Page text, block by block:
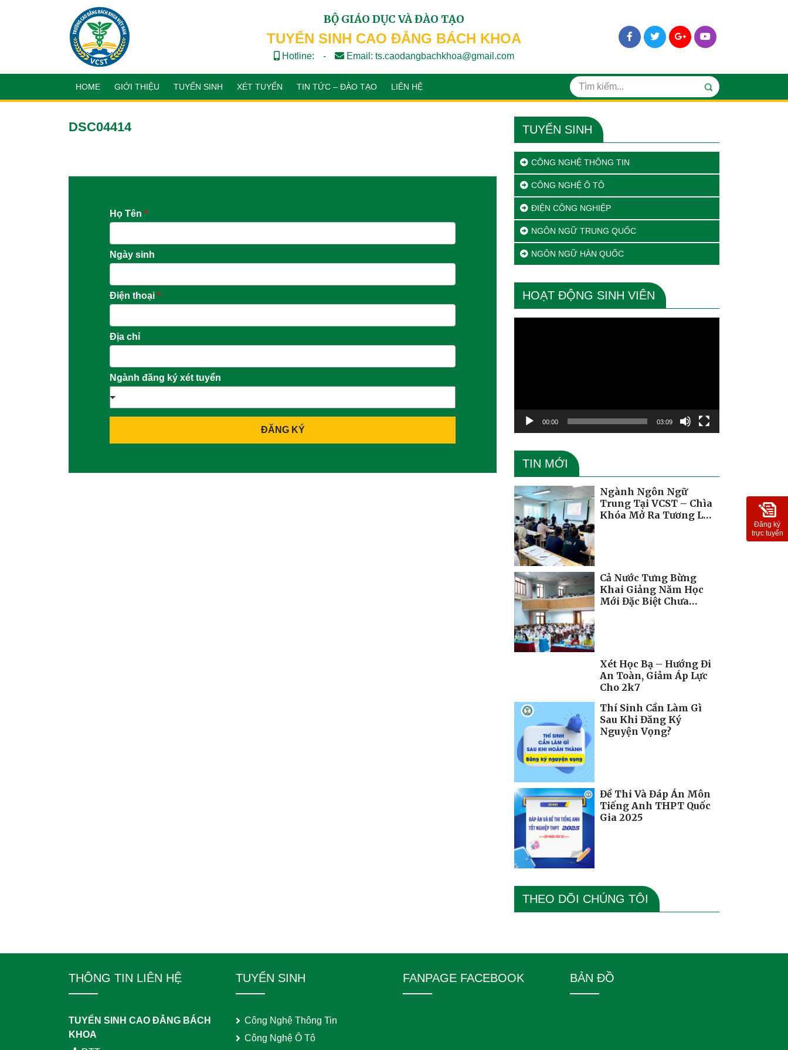
BỘ GIÁO DỤC VÀ ĐÀO TẠO
TUYỂN SINH CAO ĐẲNG BÁCH KHOA
Hotline: - Email: ts.caodangbachkhoa@gmail.com
HOME GIỚI THIỆU TUYỂN SINH XÉT TUYỂN TIN TỨC – ĐÀO TẠO LIÊN HỆ
DSC04414
Họ Tên *
Ngày sinh
Điện thoại *
Địa chỉ
Ngành đăng ký xét tuyển
ĐĂNG KÝ
TUYỂN SINH
CÔNG NGHỆ THÔNG TIN
CÔNG NGHỆ Ô TÔ
ĐIỆN CÔNG NGHIỆP
NGÔN NGỮ TRUNG QUỐC
NGÔN NGỮ HÀN QUỐC
HOẠT ĐỘNG SINH VIÊN
00:00 03:09
TIN MỚI
Ngành Ngôn Ngữ
Trung Tại VCST – Chìa
Khóa Mở Ra Tương Lai
Cả Nước Tưng Bừng
Khai Giảng Năm Học
Mới Đặc Biệt Chưa
Xét Học Bạ – Hướng Đi
An Toàn, Giảm Áp Lực
Cho 2k7
Thí Sinh Cần Làm Gì
Sau Khi Đăng Ký
Nguyện Vọng?
Đề Thi Và Đáp Án Môn
Tiếng Anh THPT Quốc
Gia 2025
THEO DÕI CHÚNG TÔI
THÔNG TIN LIÊN HỆ
TUYỂN SINH CAO ĐẲNG BÁCH
KHOA
TUYỂN SINH
Công Nghệ Thông Tin
Công Nghệ Ô Tô
FANPAGE FACEBOOK BẢN ĐỒ
Đăng ký
trực tuyến